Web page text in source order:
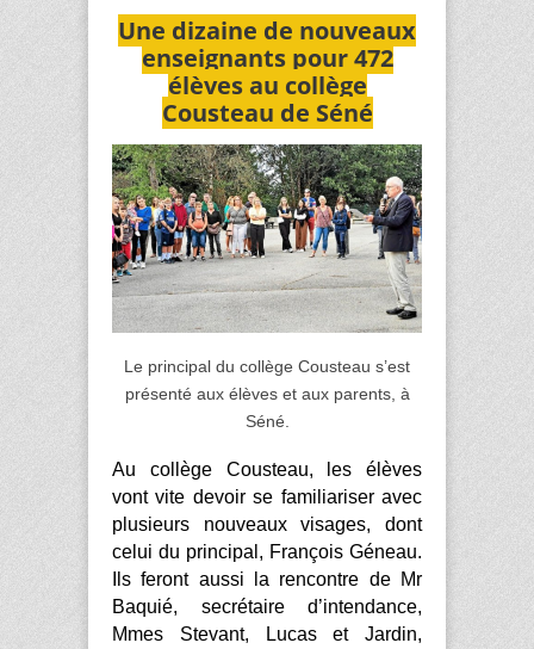
Une dizaine de nouveaux
enseignants pour 472
élèves au collège
Cousteau de Séné
Le principal du collège Cousteau s’est
présenté aux élèves et aux parents, à
Séné.
Au collège Cousteau, les élèves
vont vite devoir se familiariser avec
plusieurs nouveaux visages, dont
celui du principal, François Géneau.
Ils feront aussi la rencontre de Mr
Baquié, secrétaire d’intendance,
Mmes Stevant, Lucas et Jardin,